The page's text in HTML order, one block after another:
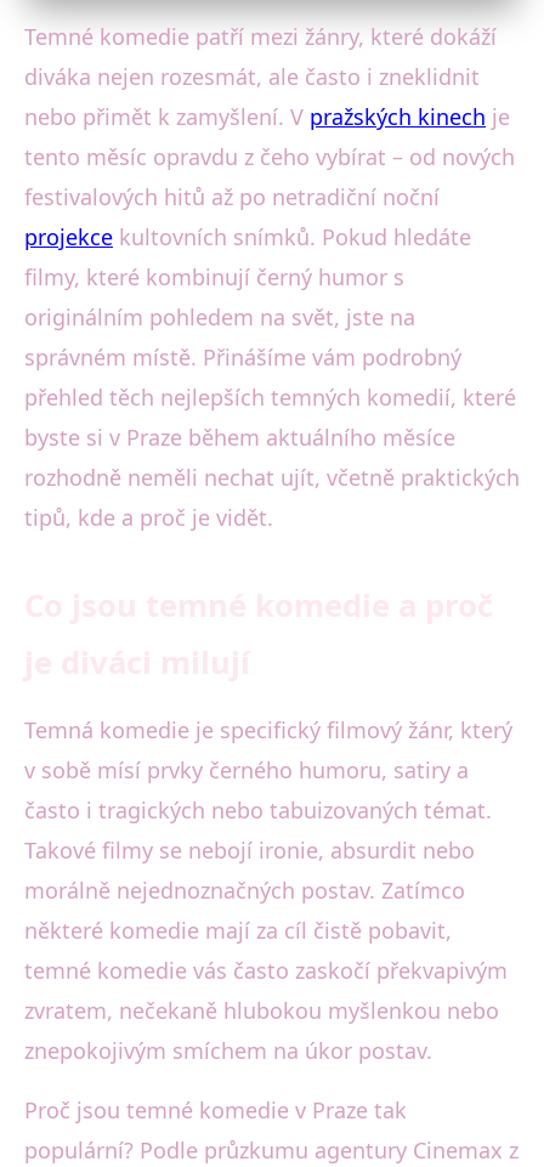
Temné komedie patří mezi žánry, které dokáží
diváka nejen rozesmát, ale často i zneklidnit
nebo přimět k zamyšlení. V pražských kinech je
tento měsíc opravdu z čeho vybírat – od nových
festivalových hitů až po netradiční noční
projekce kultovních snímků. Pokud hledáte
filmy, které kombinují černý humor s
originálním pohledem na svět, jste na
správném místě. Přinášíme vám podrobný
přehled těch nejlepších temných komedií, které
byste si v Praze během aktuálního měsíce
rozhodně neměli nechat ujít, včetně praktických
tipů, kde a proč je vidět.
Temná komedie je specifický filmový žánr, který
v sobě mísí prvky černého humoru, satiry a
často i tragických nebo tabuizovaných témat.
Takové filmy se nebojí ironie, absurdit nebo
morálně nejednoznačných postav. Zatímco
některé komedie mají za cíl čistě pobavit,
temné komedie vás často zaskočí překvapivým
zvratem, nečekaně hlubokou myšlenkou nebo
znepokojivým smíchem na úkor postav.
Proč jsou temné komedie v Praze tak
populární? Podle průzkumu agentury Cinemax z